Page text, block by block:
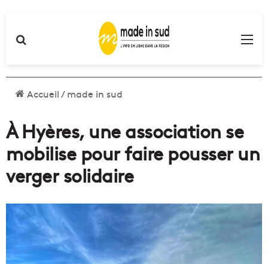
Accueil/made in sud
À Hyères, une association se
mobilise pour faire pousser un
verger solidaire